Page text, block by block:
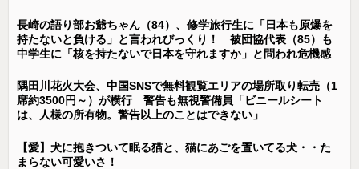
長崎の語り部お爺ちゃん（84）、修学旅行生に「日本も原爆を
持たないと負ける」と言われびっくり！ 被団協代表（85）も
中学生に「核を持たないで日本を守れますか」と問われ危機感
隅田川花火大会、中国SNSで無料観覧エリアの場所取り転売（1
席約3500円～）が横行 警告も無視警備員「ビニールシート
は、人様の所有物。警告以上のことはできない」
【愛】犬に抱きついて眠る猫と、猫にあごを置いてる犬・・た
まらない可愛いさ！